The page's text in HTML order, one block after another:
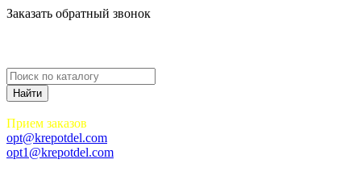
Заказать обратный звонок
Прием заказов
opt@krepotdel.com
opt1@krepotdel.com